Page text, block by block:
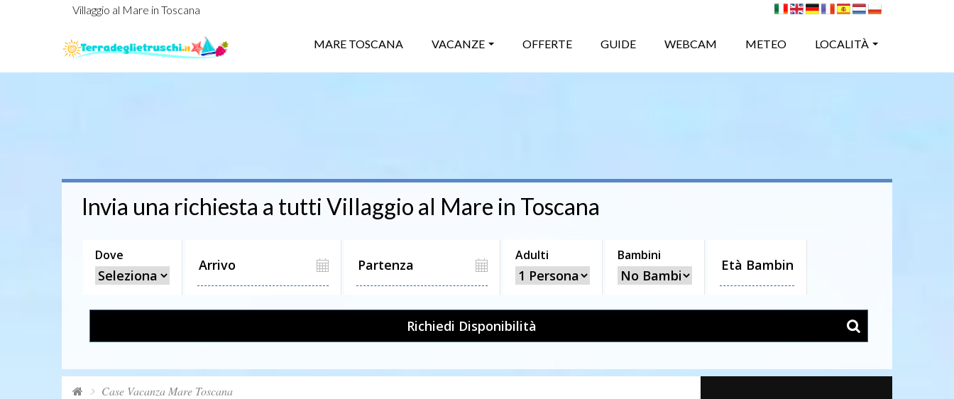
Villaggio al Mare in Toscana
MARE TOSCANA VACANZE OFFERTE GUIDE WEBCAM METEO LOCALITÀ
Invia una richiesta a tutti Villaggio al Mare in Toscana
Dove Adulti Bambini
Richiedi Disponibilità
Case Vacanza Mare Toscana